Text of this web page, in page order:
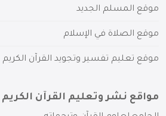
موقع المسلم الجديد
موقع الصلاة في الإسلام
موقع تعليم تفسير وتجويد القرآن الكريم
مواقع نشر وتعليم القرآن الكريم